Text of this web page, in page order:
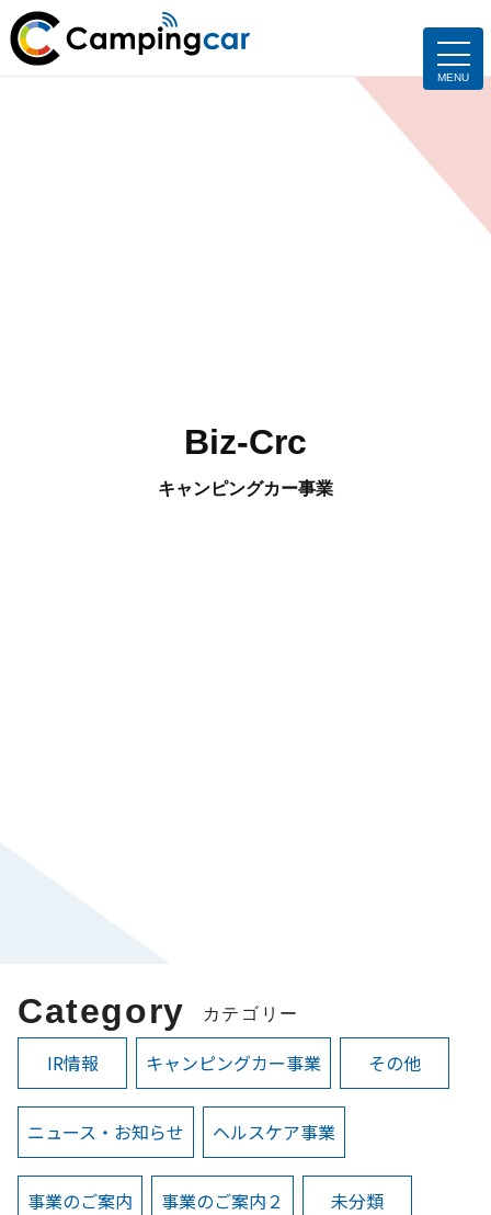
Biz-Crc
キャンピングカー事業
Category カテゴリー
IR情報 キャンピングカー事業 その他
ニュース・お知らせ ヘルスケア事業
事業のご案内 事業のご案内２ 未分類